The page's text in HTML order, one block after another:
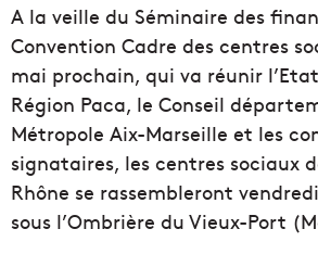
A la veille du Séminaire des
Convention Cadre des centres
mai prochain, qui va réunir
Région Paca, le Conseil
Métropole Aix-Marseille et les
signataires, les centres sociaux
Rhône se rassembleront
sous l’Ombrière du Vieux-Port